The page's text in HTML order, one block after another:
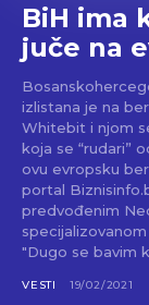
BiH ima
juče na
izlistana je na
Whitebit i njom se od
koja se “rudari”
ovu evropsku
portal Biznisinfo.ba. Sve to zahvaljujući
predvođenim
"Dugo se bavim
VESTI 19/02/2021